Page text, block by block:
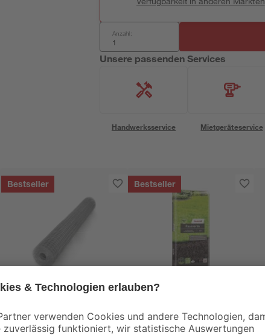
Anzahl:
Unsere passenden Services
Handwerksservice Mietgeräteservice
Bestseller
Wühlmausgitter für
Bestseller
toom
Rasenerde torffrei 40 l